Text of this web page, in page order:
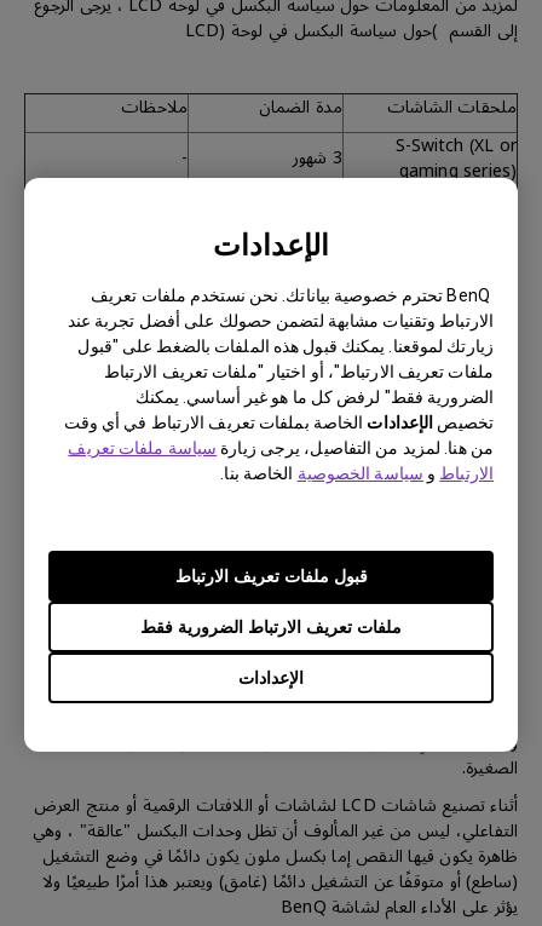
الإعدادات
BenQ تحترم خصوصية بياناتك. نحن نستخدم ملفات تعريف
الارتباط وتقنيات مشابهة لتضمن حصولك على أفضل تجربة عند
زيارتك لموقعنا. يمكنك قبول هذه الملفات بالضغط على "قبول
ملفات تعريف الارتباط"، أو اختيار "ملفات تعريف الارتباط
الضرورية فقط" لرفض كل ما هو غير أساسي. يمكنك
تخصيص الإعدادات الخاصة بملفات تعريف الارتباط في أي وقت
من هنا. لمزيد من التفاصيل، يرجى زيارة سياسة ملفات تعريف
الارتباط و سياسة الخصوصية الخاصة بنا.
الإعدادات
ملفات تعريف الارتباط الضرورية فقط
قبول ملفات تعريف الارتباط
إلى القسم )حول سياسة البكسل في لوحة (LCD
ملحقات الشاشات مدة الضمان
ملاحظات
S-Switch (XL or
gaming series) 3 شهور
-
الملحقات الأخرى والقطع الإستهلاكية
القطع الإستهلاكية بما في ذلك كابلات الإشارة، كابل الطاقة، كابل،
كاUSB أو أي عنصر لم يرد ذكره على وجه التحديد في هذا المستند لا
حول سياسة البكسل في لوحة LCD
إن التفاصيل الحادة والألوان الزاهية في لوحة LCD من BenQ تتكون من
وزرقاء، وبالتالي، تتكون لوحة LCD من BenQ من ملايين البكسلات
الصغيرة.
أثناء تصنيع شاشات LCD لشاشات أو اللافتات الرقمية أو منتج العرض
التفاعلي، ليس من غير المألوف أن تظل وحدات البكسل "عالقة" ، وهي
ظاهرة يكون فيها النقص إما بكسل ملون يكون دائمًا في وضع التشغيل
(ساطع) أو متوقفًا عن التشغيل دائمًا (غامق) ويعتبر هذا أمرًا طبيعيًا ولا
يؤثر على الأداء العام لشاشة BenQ